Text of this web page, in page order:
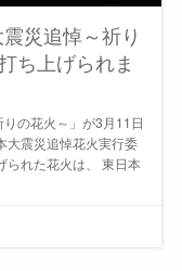
災追悼～祈り
ち上げられま
の花火～」が3月11日
大震災追悼花火実行委
られた花火は、 東日本